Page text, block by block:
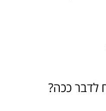
לדבר ככה?